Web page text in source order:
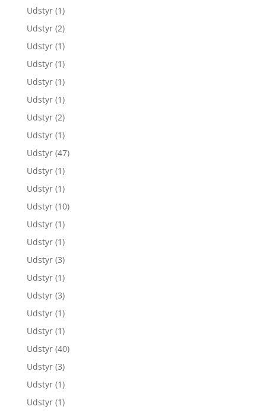
Udstyr (1)
Udstyr (2)
Udstyr (1)
Udstyr (1)
Udstyr (1)
Udstyr (1)
Udstyr (2)
Udstyr (1)
Udstyr (47)
Udstyr (1)
Udstyr (1)
Udstyr (10)
Udstyr (1)
Udstyr (1)
Udstyr (3)
Udstyr (1)
Udstyr (3)
Udstyr (1)
Udstyr (1)
Udstyr (40)
Udstyr (3)
Udstyr (1)
Udstyr (1)